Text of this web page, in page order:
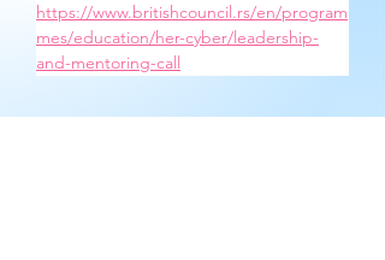
https://www.britishcouncil.rs/en/program
mes/education/her-cyber/leadership-
and-mentoring-call